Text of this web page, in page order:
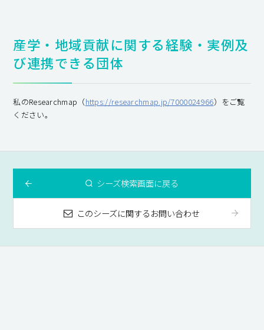
産学・地域貢献に関する経験・実例及
び連携できる団体
私のResearchmap（https://researchmap.jp/7000024966）をご覧
ください。
シーズ検索画面に戻る
このシーズに関するお問い合わせ